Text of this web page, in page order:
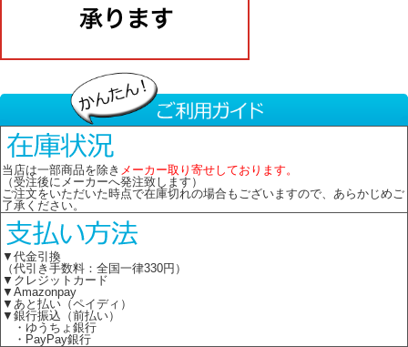
当店は一部商品を除き メーカー取り寄せしております。
（受注後にメーカーへ発注致します）
ご注文をいただいた時点で在庫切れの場合もございますので、あらかじめご
了承ください。
▼代金引換
（代引き手数料：全国一律330円）
▼クレジットカード
▼Amazonpay
▼あと払い（ペイディ）
▼銀行振込（前払い）
・ゆうちょ銀行
・PayPay銀行